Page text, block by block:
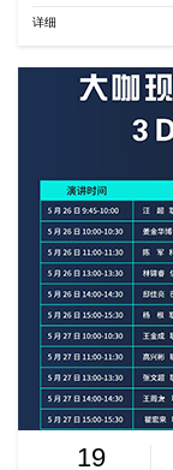
详细
19